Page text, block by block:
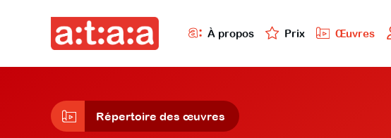
À propos Prix Œuvres
Répertoire des œuvres